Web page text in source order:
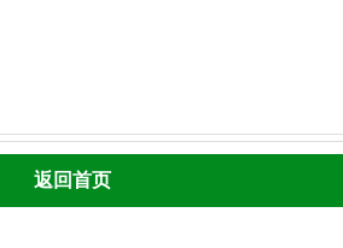
返回首页